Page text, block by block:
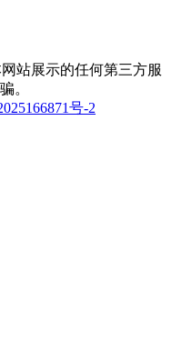
站展示的任何第三方服
。
号-2